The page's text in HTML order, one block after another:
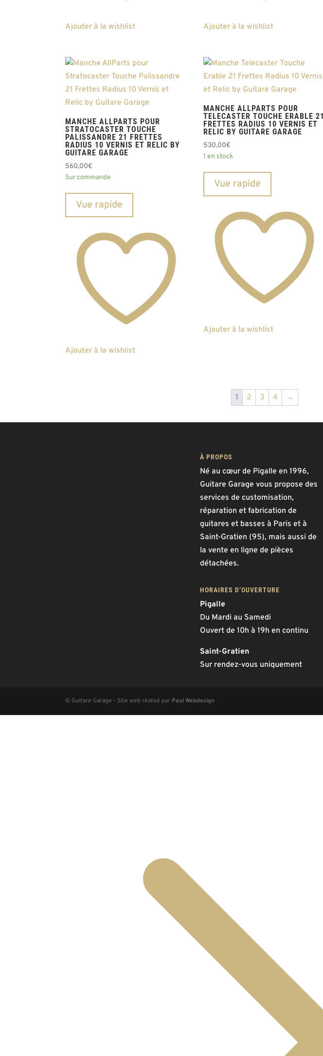
Ajouter à la wishlist Ajouter à la wishlist
MANCHE ALLPARTS POUR
STRATOCASTER TOUCHE
PALISSANDRE 21 FRETTES
RADIUS 10 VERNIS ET RELIC BY
GUITARE GARAGE
560,00€
Sur commande
Vue rapide
Ajouter à la wishlist
MANCHE ALLPARTS POUR
TELECASTER TOUCHE ERABLE 21
FRETTES RADIUS 10 VERNIS ET
RELIC BY GUITARE GARAGE
530,00€
1 en stock
Vue rapide
Ajouter à la wishlist
1 2 3 4 →
À PROPOS
Né au cœur de Pigalle en 1996,
Guitare Garage vous propose des
services de customisation,
réparation et fabrication de
guitares et basses à Paris et à
Saint-Gratien (95), mais aussi de
la vente en ligne de pièces
détachées.
HORAIRES D’OUVERTURE
Pigalle
Du Mardi au Samedi
Ouvert de 10h à 19h en continu
Saint-Gratien
Sur rendez-vous uniquement
© Guitare Garage - Site web réalisé par Paul Webdesign